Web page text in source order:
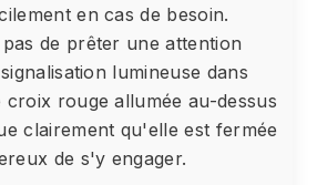
en cas de besoin.
de prêter une attention
lumineuse dans
croix rouge allumée au-dessus
clairement qu'elle est fermée
de s'y engager.